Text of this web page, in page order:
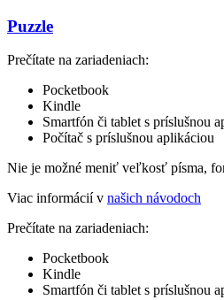
Puzzle
Prečítate na zariadeniach:
Pocketbook
Kindle
Smartfón či tablet s príslušnou
Počítač s príslušnou aplikáciou
Nie je možné meniť veľkosť písma,
Viac informácií v našich návodoch
Prečítate na zariadeniach:
Pocketbook
Kindle
Smartfón či tablet s príslušnou